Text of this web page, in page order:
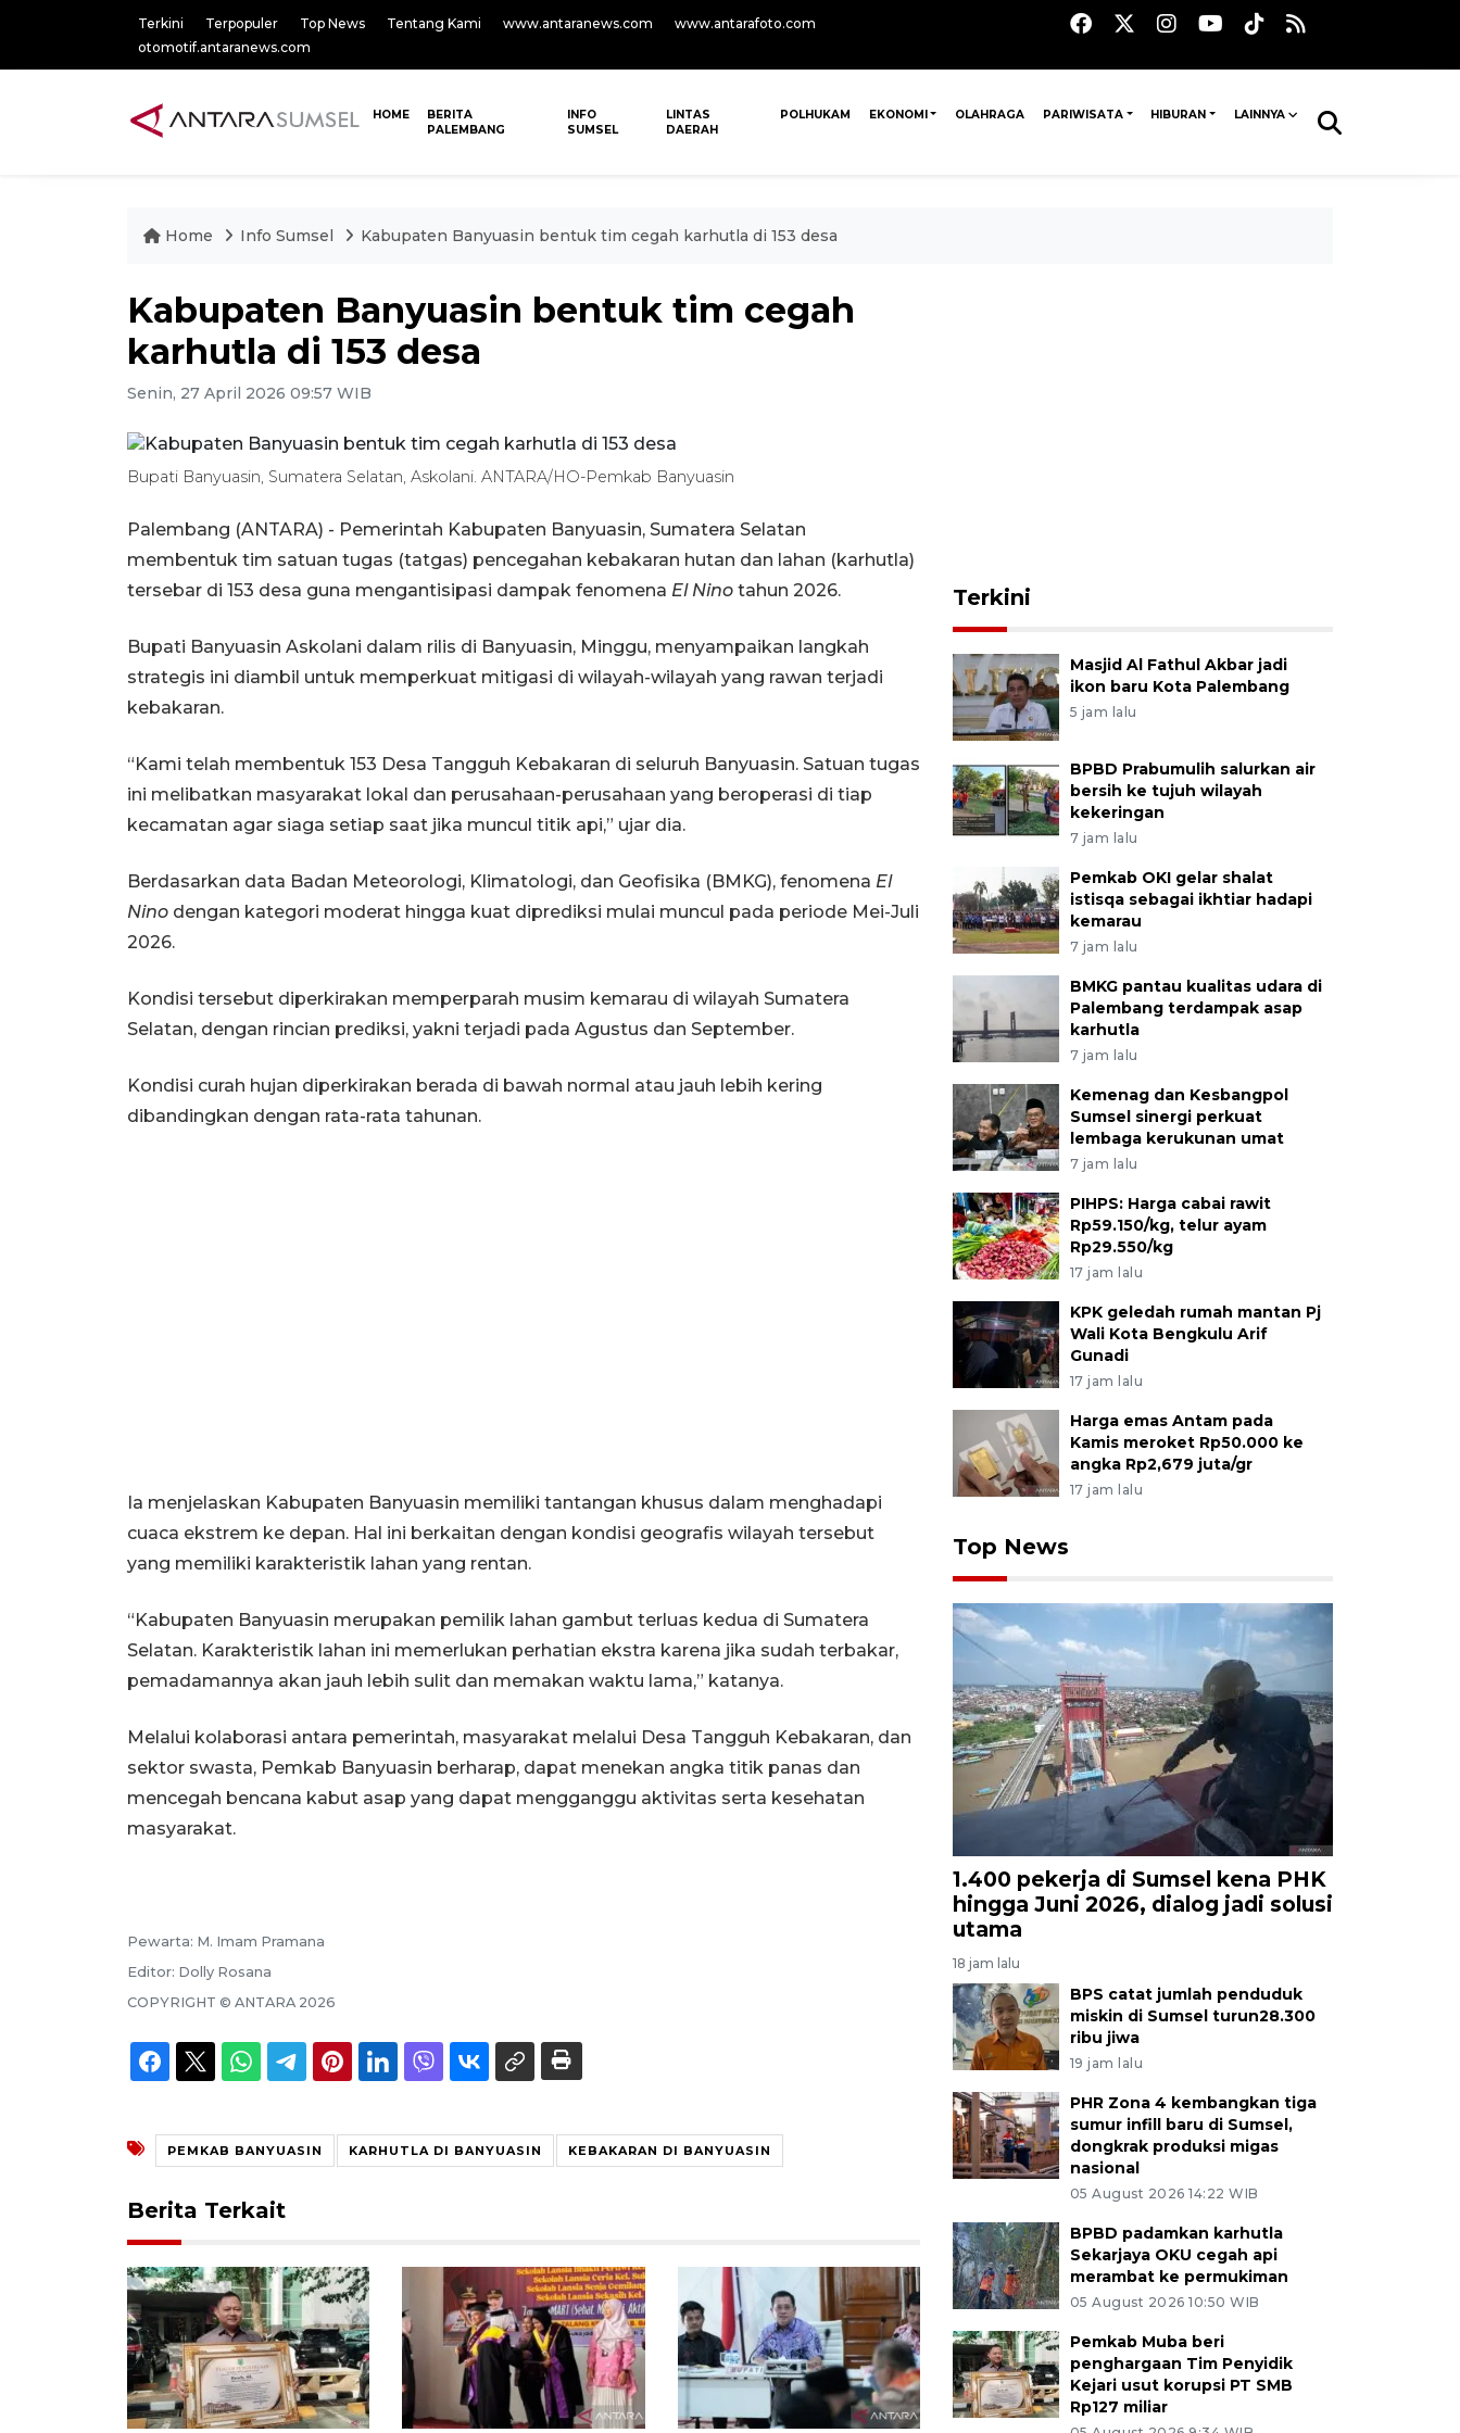
Terkini Terpopuler Top News Tentang Kami www.antaranews.com
www.antarafoto.com
otomotif.antaranews.com
HOME
BERITA
PALEMBANG
INFO
SUMSEL
LINTAS
DAERAH
POLHUKAM EKONOMI OLAHRAGA PARIWISATA HIBURAN LAINNYA
Home Info Sumsel Kabupaten Banyuasin bentuk tim cegah karhutla di 153 desa
Kabupaten Banyuasin bentuk tim cegah
karhutla di 153 desa
Senin, 27 April 2026 09:57 WIB
Bupati Banyuasin, Sumatera Selatan, Askolani. ANTARA/HO-Pemkab Banyuasin
Palembang (ANTARA) - Pemerintah Kabupaten Banyuasin, Sumatera Selatan
membentuk tim satuan tugas (tatgas) pencegahan kebakaran hutan dan lahan (karhutla)
tersebar di 153 desa guna mengantisipasi dampak fenomena El Nino tahun 2026.
Bupati Banyuasin Askolani dalam rilis di Banyuasin, Minggu, menyampaikan langkah
strategis ini diambil untuk memperkuat mitigasi di wilayah-wilayah yang rawan terjadi
kebakaran.
“Kami telah membentuk 153 Desa Tangguh Kebakaran di seluruh Banyuasin. Satuan tugas
ini melibatkan masyarakat lokal dan perusahaan-perusahaan yang beroperasi di tiap
kecamatan agar siaga setiap saat jika muncul titik api,” ujar dia.
Berdasarkan data Badan Meteorologi, Klimatologi, dan Geofisika (BMKG), fenomena El
Nino dengan kategori moderat hingga kuat diprediksi mulai muncul pada periode Mei-Juli
2026.
Kondisi tersebut diperkirakan memperparah musim kemarau di wilayah Sumatera
Selatan, dengan rincian prediksi, yakni terjadi pada Agustus dan September.
Kondisi curah hujan diperkirakan berada di bawah normal atau jauh lebih kering
dibandingkan dengan rata-rata tahunan.
Ia menjelaskan Kabupaten Banyuasin memiliki tantangan khusus dalam menghadapi
cuaca ekstrem ke depan. Hal ini berkaitan dengan kondisi geografis wilayah tersebut
yang memiliki karakteristik lahan yang rentan.
“Kabupaten Banyuasin merupakan pemilik lahan gambut terluas kedua di Sumatera
Selatan. Karakteristik lahan ini memerlukan perhatian ekstra karena jika sudah terbakar,
pemadamannya akan jauh lebih sulit dan memakan waktu lama,” katanya.
Melalui kolaborasi antara pemerintah, masyarakat melalui Desa Tangguh Kebakaran, dan
sektor swasta, Pemkab Banyuasin berharap, dapat menekan angka titik panas dan
mencegah bencana kabut asap yang dapat mengganggu aktivitas serta kesehatan
masyarakat.
Pewarta: M. Imam Pramana
Editor: Dolly Rosana
COPYRIGHT © ANTARA 2026
PEMKAB BANYUASIN KARHUTLA DI BANYUASIN KEBAKARAN DI BANYUASIN
Berita Terkait
Terkini
Masjid Al Fathul Akbar jadi
ikon baru Kota Palembang
5 jam lalu
BPBD Prabumulih salurkan air
bersih ke tujuh wilayah
kekeringan
7 jam lalu
Pemkab OKI gelar shalat
istisqa sebagai ikhtiar hadapi
kemarau
7 jam lalu
BMKG pantau kualitas udara di
Palembang terdampak asap
karhutla
7 jam lalu
Kemenag dan Kesbangpol
Sumsel sinergi perkuat
lembaga kerukunan umat
7 jam lalu
PIHPS: Harga cabai rawit
Rp59.150/kg, telur ayam
Rp29.550/kg
17 jam lalu
KPK geledah rumah mantan Pj
Wali Kota Bengkulu Arif
Gunadi
17 jam lalu
Harga emas Antam pada
Kamis meroket Rp50.000 ke
angka Rp2,679 juta/gr
17 jam lalu
Top News
1.400 pekerja di Sumsel kena PHK
hingga Juni 2026, dialog jadi solusi
utama
18 jam lalu
BPS catat jumlah penduduk
miskin di Sumsel turun28.300
ribu jiwa
19 jam lalu
PHR Zona 4 kembangkan tiga
sumur infill baru di Sumsel,
dongkrak produksi migas
nasional
05 August 2026 14:22 WIB
BPBD padamkan karhutla
Sekarjaya OKU cegah api
merambat ke permukiman
05 August 2026 10:50 WIB
Pemkab Muba beri
penghargaan Tim Penyidik
Kejari usut korupsi PT SMB
Rp127 miliar